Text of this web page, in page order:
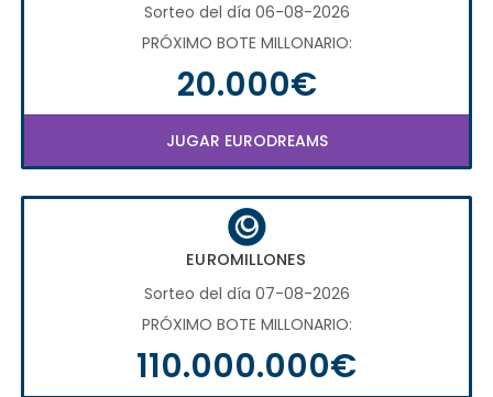
Sorteo del día 06-08-2026
PRÓXIMO BOTE MILLONARIO:
20.000€
JUGAR EURODREAMS
EUROMILLONES
Sorteo del día 07-08-2026
PRÓXIMO BOTE MILLONARIO:
110.000.000€